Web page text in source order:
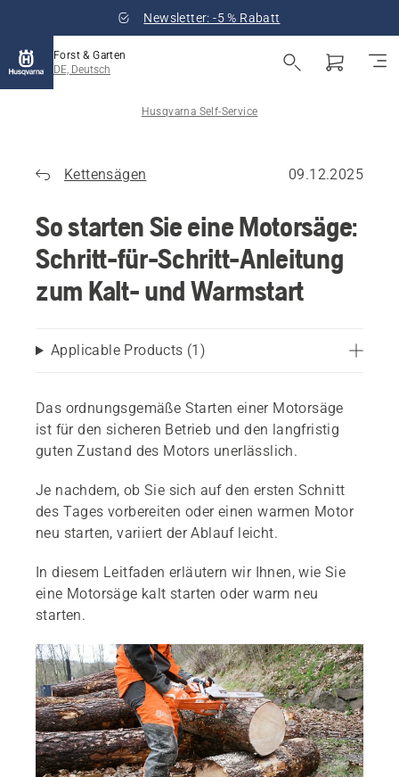
Newsletter: -5 % Rabatt
Forst & Garten
DE, Deutsch
Husqvarna Self-Service
Kettensägen 09.12.2025
So starten Sie eine Motorsäge:
Schritt-für-Schritt-Anleitung
zum Kalt- und Warmstart
Applicable Products (1 )
Das ordnungsgemäße Starten einer Motorsäge
ist für den sicheren Betrieb und den langfristig
guten Zustand des Motors unerlässlich.
Je nachdem, ob Sie sich auf den ersten Schnitt
des Tages vorbereiten oder einen warmen Motor
neu starten, variiert der Ablauf leicht.
In diesem Leitfaden erläutern wir Ihnen, wie Sie
eine Motorsäge kalt starten oder warm neu
starten.